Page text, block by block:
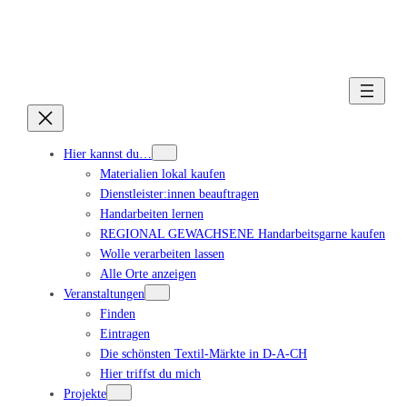
Hier kannst du…
Materialien lokal kaufen
Dienstleister:innen beauftragen
Handarbeiten lernen
REGIONAL GEWACHSENE Handarbeitsgarne kaufen
Wolle verarbeiten lassen
Alle Orte anzeigen
Veranstaltungen
Finden
Eintragen
Die schönsten Textil-Märkte in D-A-CH
Hier triffst du mich
Projekte